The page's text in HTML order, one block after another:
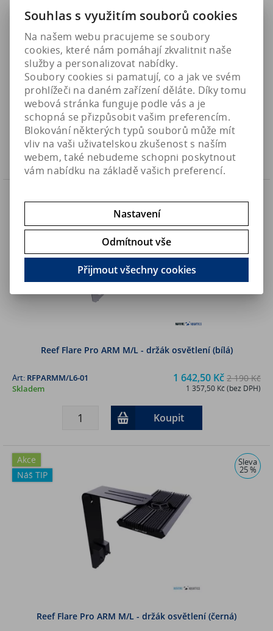
Reef Flare BARs Multi handle - multi držák
1 417,50 Kč
1 171,50 Kč (bez DPH)
RFBARMULHAN-02
Skladem
Koupit
25 %
Reef Flare Pro ARM M/L - držák osvětlení (bílá)
1 642,50 Kč 2 190 Kč
1 357,50 Kč (bez DPH)
Art: RFPARMM/L6-01
Skladem
Koupit
Akce
Náš TIP
Sleva
25 %
Reef Flare Pro ARM M/L - držák osvětlení (černá)
Souhlas s využitím souborů cookies
Na našem webu pracujeme se soubory
cookies, které nám pomáhají zkvalitnit naše
služby a personalizovat nabídky.
Soubory cookies si pamatují, co a jak ve svém
prohlížeči na daném zařízení děláte. Díky tomu
webová stránka funguje podle vás a je
schopná se přizpůsobit vašim preferencím.
Blokování některých typů souborů může mít
vliv na vaši uživatelskou zkušenost s naším
webem, také nebudeme schopni poskytnout
vám nabídku na základě vašich preferencí.
Nastavení
Odmítnout vše
Přijmout všechny cookies